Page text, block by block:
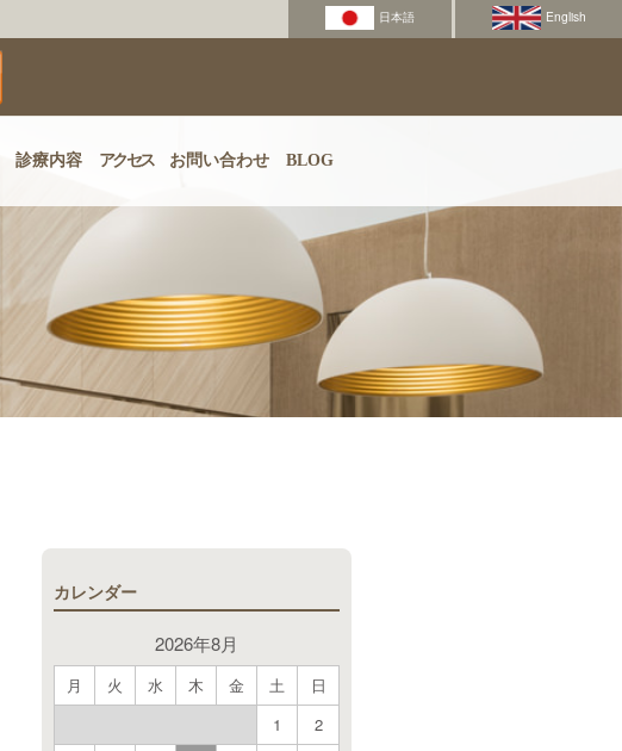
診療内容 アクセス お問い合わせ BLOG
カレンダー
2026年8月
月 火 水 木 金 土 日
1
2